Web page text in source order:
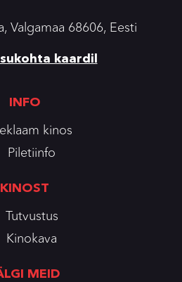
Valgamaa 68606, Eesti
kaardil
INFO
kinos
Piletiinfo
KINOST
Tutvustus
Kinokava
MEID